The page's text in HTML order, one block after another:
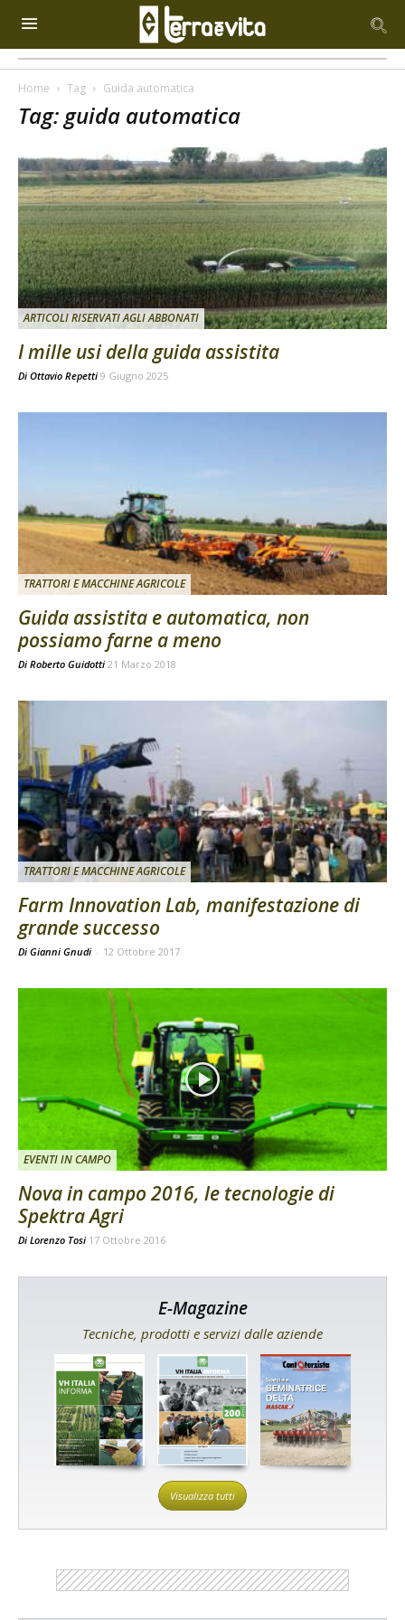
Home Tag Guida automatica
Tag: guida automatica
ARTICOLI RISERVATI AGLI ABBONATI
I mille usi della guida assistita
Di Ottavio Repetti 9 Giugno 2025
TRATTORI E MACCHINE AGRICOLE
Guida assistita e automatica, non
possiamo farne a meno
Di Roberto Guidotti 21 Marzo 2018
TRATTORI E MACCHINE AGRICOLE
Farm Innovation Lab, manifestazione di
grande successo
Di Gianni Gnudi - 12 Ottobre 2017
EVENTI IN CAMPO
Nova in campo 2016, le tecnologie di
Spektra Agri
Di Lorenzo Tosi 17 Ottobre 2016
E-Magazine
Tecniche, prodotti e servizi dalle aziende
Visualizza tutti